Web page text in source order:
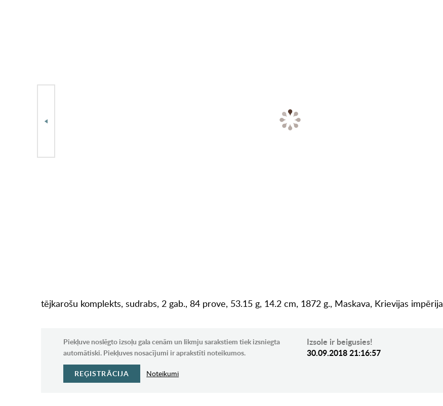
tējkarošu komplekts, sudrabs, 2 gab., 84 prove, 53.15 g, 14.2 cm, 1872 g., Maskava, Krievijas impērija
Piekļuve noslēgto izsoļu gala cenām un likmju sarakstiem tiek izsniegta
automātiski. Piekļuves nosacījumi ir aprakstīti noteikumos.
REĢISTRĀCIJA Noteikumi
Izsole ir beigusies!
30.09.2018 21:16:57